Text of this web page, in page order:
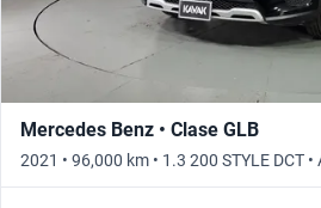
Mercedes Benz • Clase GLB
2021 • 96,000 km • 1.3 200 STYLE DCT